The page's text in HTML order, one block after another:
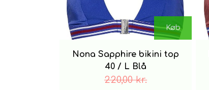
Køb
Nona Sapphire bikini top
40 / L Blå
220,00 kr.